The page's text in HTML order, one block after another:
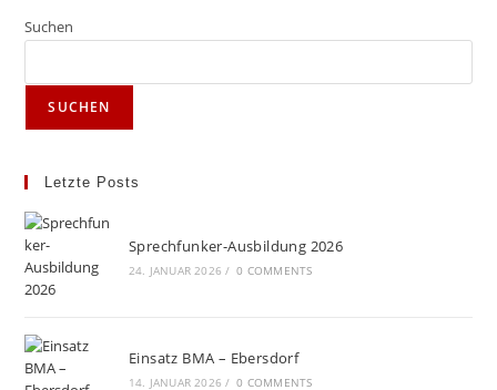
Suchen
SUCHEN
Letzte Posts
Sprechfunker-Ausbildung 2026
24. JANUAR 2026 / 0 COMMENTS
Einsatz BMA – Ebersdorf
14. JANUAR 2026 / 0 COMMENTS